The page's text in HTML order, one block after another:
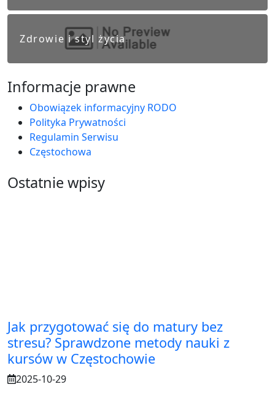
Zdrowie i styl życia
Informacje prawne
Obowiązek informacyjny RODO
Polityka Prywatności
Regulamin Serwisu
Częstochowa
Ostatnie wpisy
Jak przygotować się do matury bez
stresu? Sprawdzone metody nauki z
kursów w Częstochowie
2025-10-29